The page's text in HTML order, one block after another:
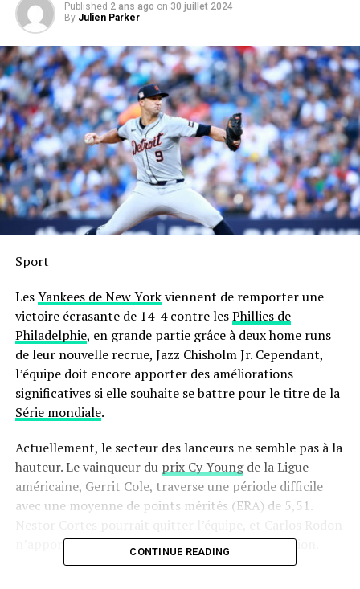
Published 2 ans ago on 30 juillet 2024
By Julien Parker
Sport
LesYankees de New Yorkviennent de remporter une
victoire écrasante de 14-4 contre lesPhillies de
Philadelphie, en grande partie grâce à deux home runs
de leur nouvelle recrue, Jazz Chisholm Jr. Cependant,
l’équipe doit encore apporter des améliorations
significatives si elle souhaite se battre pour le titre de la
Série mondiale.
Actuellement, le secteur des lanceurs ne semble pas à la
hauteur. Le vainqueur du prix Cy Youngde la Ligue
américaine, Gerrit Cole, traverse une période difficile
avec une moyenne de points mérités (ERA) de 5,51.
n’apporte pas l’amélioration attendue à la rotation.
CONTINUE READING